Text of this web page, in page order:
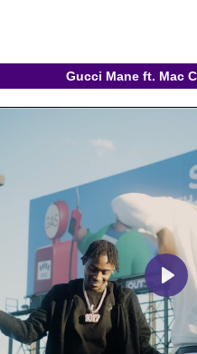
Gucci Mane ft. Mac
Play